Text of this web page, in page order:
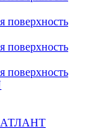
поверхность
поверхность
поверхность
АТЛАНТ